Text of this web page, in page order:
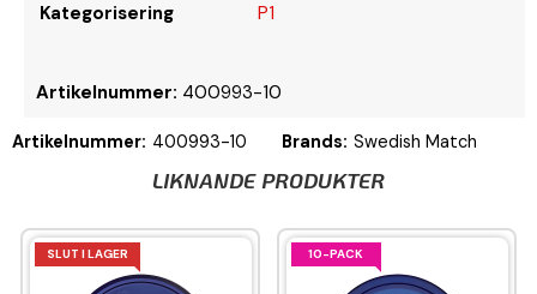
Kategorisering
P1
Artikelnummer: 400993-10
Artikelnummer: 400993-10 Brands: Swedish Match
LIKNANDE PRODUKTER
SLUT I LAGER 10-PACK